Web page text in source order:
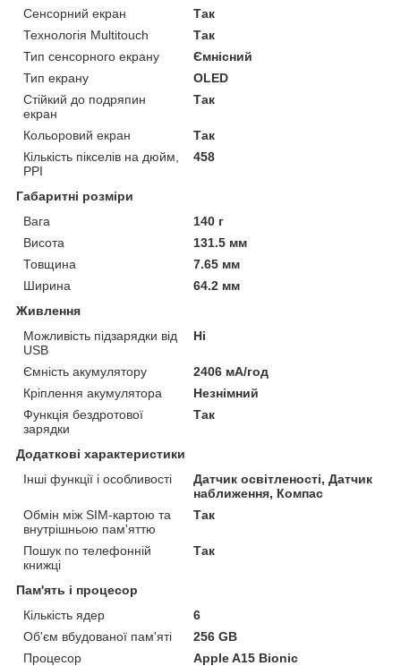
Сенсорний екран
Так
Технологія Multitouch
Так
Тип сенсорного екрану
Ємнісний
Тип екрану
OLED
Стійкий до подряпин
екран
Так
Кольоровий екран
Так
Кількість пікселів на дюйм,
PPI
458
Габаритні розміри
Вага
140 г
Висота
131.5 мм
Товщина
7.65 мм
Ширина
64.2 мм
Живлення
Можливість підзарядки від
USB
Ні
Ємність акумулятору
2406 мА/год
Кріплення акумулятора
Незнімний
Функція бездротової
зарядки
Так
Додаткові характеристики
Інші функції і особливості
Датчик освітленості, Датчик
наближення, Компас
Обмін між SIM-картою та
внутрішньою пам'яттю
Так
Пошук по телефонній
книжці
Так
Пам'ять і процесор
Кількість ядер
6
Об'єм вбудованої пам'яті
256 GB
Процесор
Apple A15 Bionic